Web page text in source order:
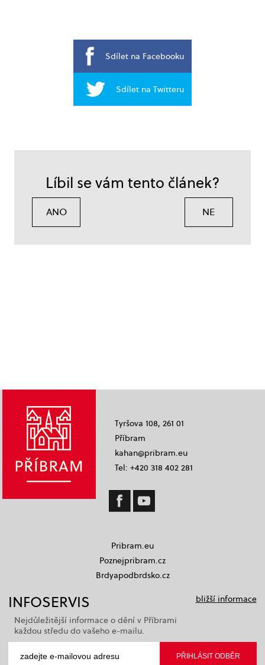
Sdílet na Facebooku
Sdílet na Twitteru
Líbil se vám tento článek?
ANO NE
Tyršova 108, 261 01
Příbram
kahan@pribram.eu
Tel: +420 318 402 281
Pribram.eu
Poznejpribram.cz
Brdyapodbrdsko.cz
INFOSERVIS
bližší informace
Nejdůležitější informace o dění v Příbrami
každou středu do vašeho e-mailu.